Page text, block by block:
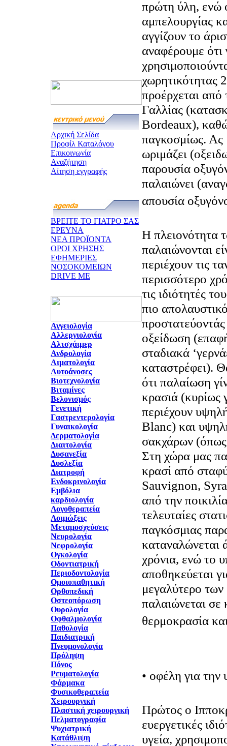
Αρχική Σελίδα
Προφίλ Καταλόγου
Επικοινωνία
Αναζήτηση
Αίτηση εγγραφής
ΒΡΕΙΤΕ ΤΟ ΓΙΑΤΡΟ ΣΑΣ
ΕΡΕΥΝΑ
ΝΕΑ ΠΡΟΪΟΝΤΑ
ΟΡΟΙ ΧΡΗΣΗΣ
ΕΦΗΜΕΡΙΕΣ
ΝΟΣΟΚΟΜΕΙΩΝ
DRIVE ME
Αγγειολογία
Αλλεργιολογία
Αλτσχάιμερ
Ανδρολογία
Αιματολογία
Αυτοάνοσες
Βιοτεχνολογία
Βιταμίνες
Βελονισμός
Γενετική
Γαστρεντερολογία
Γυναικολογία
Δερματολογία
Διαιτολογία
Δυσανεξία
Δυσλεξία
Διατροφή
Ενδοκρινολογία
Εμβόλια
καρδιολογία
Λογοθεραπεία
Λοιμώξεις
Μεταμοσχεύσεις
Νευρολογία
Νεφρολογία
Ογκολογία
Οδοντιατρική
Περιοδοντολογία
Ομοιοπαθητική
Ορθοπεδική
Οστεοπόρωση
Ουρολογία
Οφθαλμολογία
Παθολογία
Παιδιατρική
Πνευμονολογία
Πρόληψη
Πόνος
Ρευματολογία
Φάρμακα
Φυσικοθεραπεία
Χειρουργική
Πλαστική χειρουργική
Πελματογραφία
Ψυχιατρική
Κατάθλιψη
πρώτη ύλη, ενώ
αμπελουργίας
αγγίζουν το
αναφέρουμε ότι
χωρητικότητας
προέρχεται από
Γαλλίας
Bordeaux),
παγκοσμίως. Ας
ωριμάζει
παρουσία
παλαιώνει
απουσία
Η πλειονότητα
παλαιώνονται
περιέχουν τις
περισσότερο
τις ιδιότητές
πιο
οξείδωση
σταδιακά
καταστρέφει).
ότι παλαίωση
κρασιά (κυρίως
περιέχουν
Blanc) και
σακχάρων
Στη χώρα μας
κρασί από
Sauvignon,
από την
τελευταίες
παγκόσμιας
καταναλώνεται
χρόνια, ενώ το
αποθηκεύεται
μεγαλύτερο των
παλαιώνεται σε
θερμοκρασία
• οφέλη για την
Πρώτος ο
ευεργετικές
υγεία,